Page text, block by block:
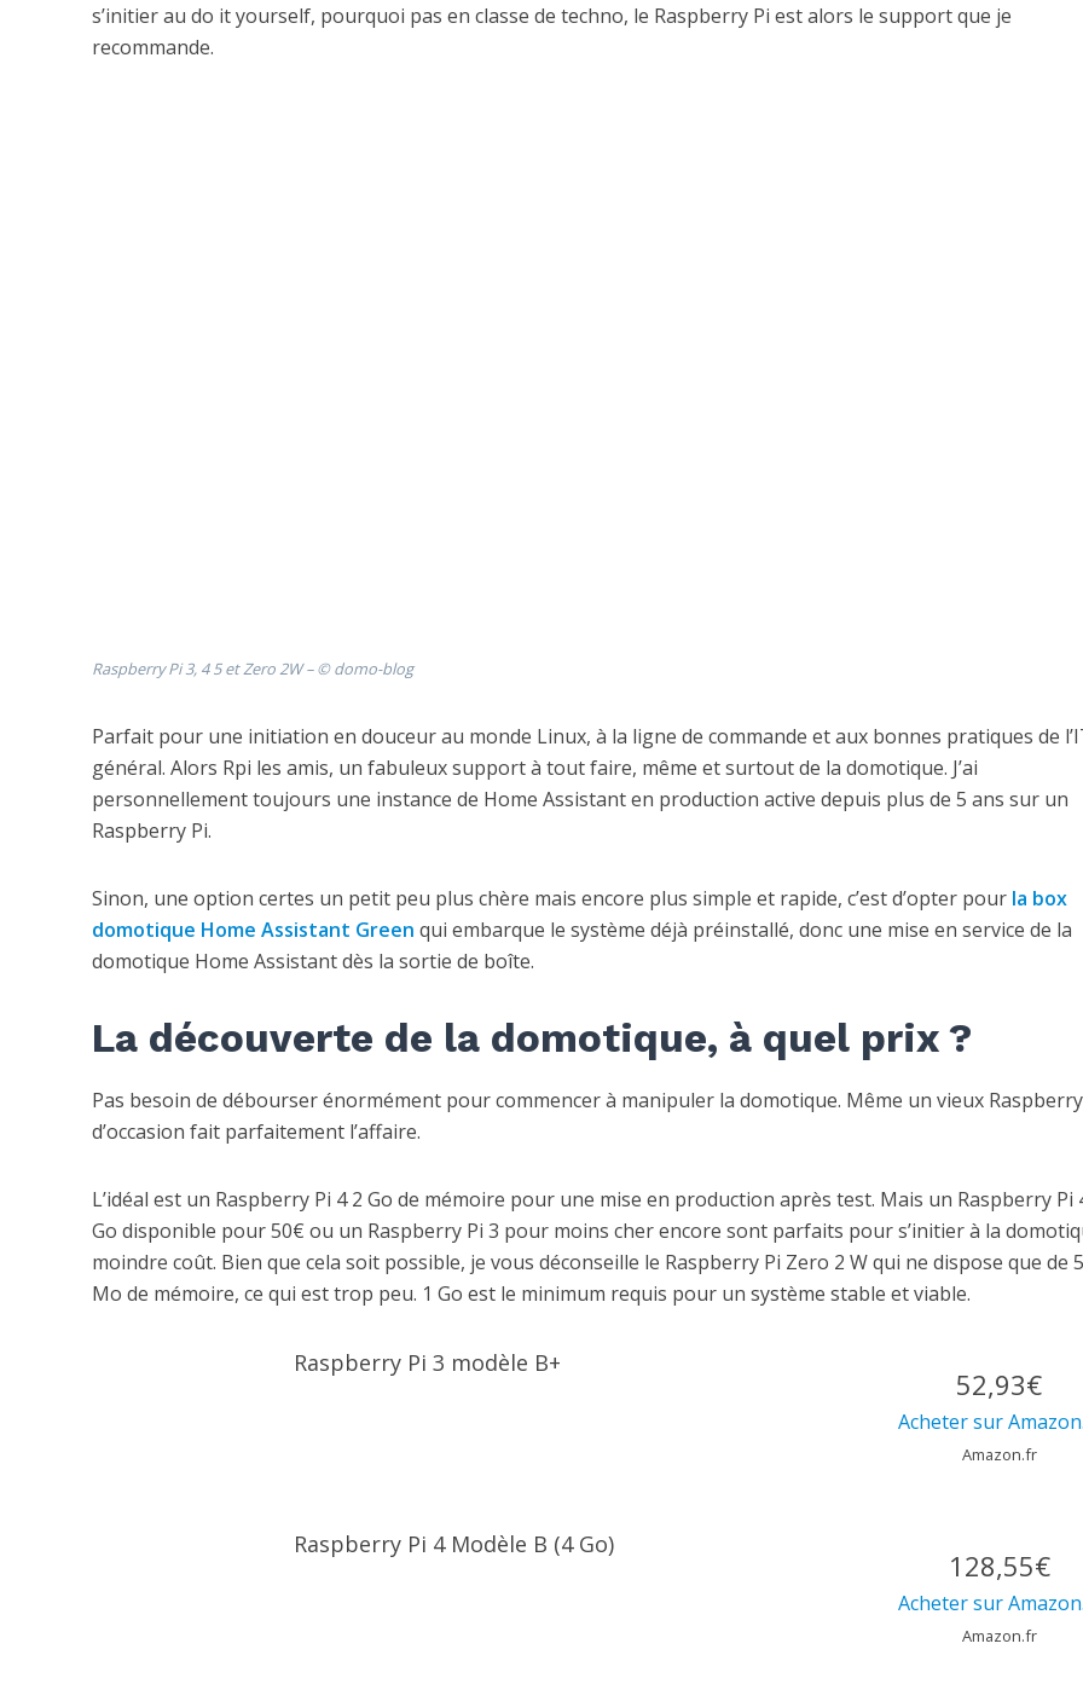
s’initier au do it yourself, pourquoi pas en classe de techno, le Raspberry Pi est alors le support que je
recommande.
Raspberry Pi 3, 4 5 et Zero 2W – © domo-blog
Parfait pour une initiation en douceur au monde Linux, à la ligne de commande et aux bonnes pratiques de
général. Alors Rpi les amis, un fabuleux support à tout faire, même et surtout de la domotique. J’ai
personnellement toujours une instance de Home Assistant en production active depuis plus de 5 ans sur un
Raspberry Pi.
Sinon, une option certes un petit peu plus chère mais encore plus simple et rapide, c’est d’opter pour la box
domotique Home Assistant Green qui embarque le système déjà préinstallé, donc une mise en service de la
domotique Home Assistant dès la sortie de boîte.
La découverte de la domotique, à quel prix ?
Pas besoin de débourser énormément pour commencer à manipuler la domotique. Même un vieux
d’occasion fait parfaitement l’affaire.
L’idéal est un Raspberry Pi 4 2 Go de mémoire pour une mise en production après test. Mais un Raspberry Pi
Go disponible pour 50€ ou un Raspberry Pi 3 pour moins cher encore sont parfaits pour s’initier à la
moindre coût. Bien que cela soit possible, je vous déconseille le Raspberry Pi Zero 2 W qui ne dispose que de
Mo de mémoire, ce qui est trop peu. 1 Go est le minimum requis pour un système stable et viable.
Raspberry Pi 3 modèle B+
52,93€
Acheter sur
Amazon.fr
Raspberry Pi 4 Modèle B (4 Go)
128,55€
Acheter sur
Amazon.fr